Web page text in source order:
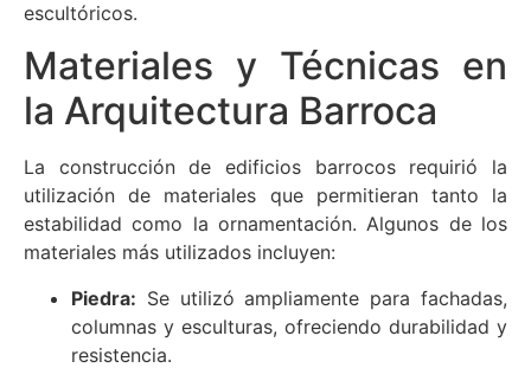
escultóricos.
Materiales y Técnicas en
la Arquitectura Barroca
La construcción de edificios barrocos requirió la
utilización de materiales que permitieran tanto la
estabilidad como la ornamentación. Algunos de los
materiales más utilizados incluyen:
Piedra: Se utilizó ampliamente para fachadas,
columnas y esculturas, ofreciendo durabilidad y
resistencia.